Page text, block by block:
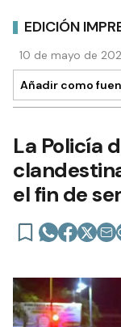
EDICIÓN
10 de mayo de
Añadir como
La Policía
el fin de